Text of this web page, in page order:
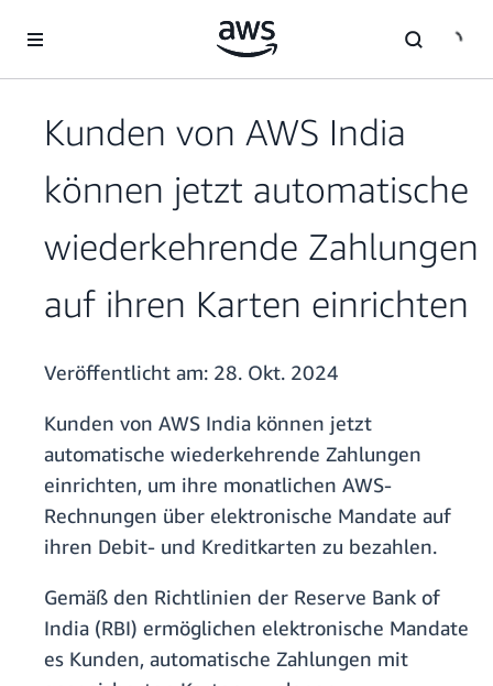
Überspringen zum Hauptinhalt
Kunden von AWS India
können jetzt automatische
wiederkehrende Zahlungen
auf ihren Karten einrichten
Veröffentlicht am: 28. Okt. 2024
Kunden von AWS India können jetzt
automatische wiederkehrende Zahlungen
einrichten, um ihre monatlichen AWS-
Rechnungen über elektronische Mandate auf
ihren Debit- und Kreditkarten zu bezahlen.
Gemäß den Richtlinien der Reserve Bank of
India (RBI) ermöglichen elektronische Mandate
es Kunden, automatische Zahlungen mit